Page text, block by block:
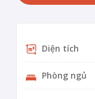
Diện tích
Phòng ngủ